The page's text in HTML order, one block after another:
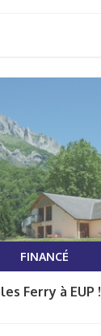
FINANCÉ
Ferry à EUP !